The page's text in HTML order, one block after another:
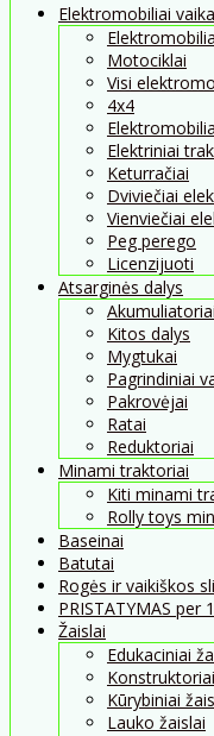
Elektromobiliai
Motociklai
Visi
4x4
Elektriniai
Keturračiai
Dviviečiai
Vienviečiai
Peg perego
Licenzijuoti
Atsarginės dalys
Akumuliatoriai
Kitos dalys
Mygtukai
Pagrindiniai
Pakrovėjai
Ratai
Reduktoriai
Minami traktoriai
Kiti minami
Rolly toys
Baseinai
Batutai
Rogės ir vaikiškos
PRISTATYMAS per
Žaislai
Edukaciniai
Kūrybiniai
Lauko žaislai